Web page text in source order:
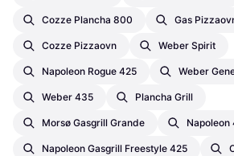
Cozze Plancha 800 Gas
Cozze Pizzaovn Weber Spirit
Napoleon Rogue 425 Weber
Weber 435 Plancha Grill
Morsø Gasgrill Grande Napoleon
Napoleon Gasgrill Freestyle 425